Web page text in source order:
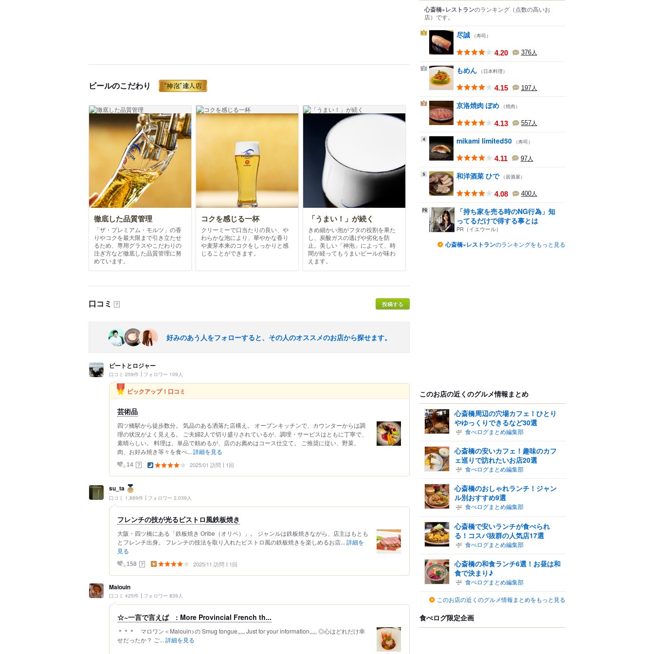
ビールのこだわり
徹底した品質管理
「ザ・プレミアム・モルツ」の香
りやコクを最大限まで引き立たせ
るため、専用グラスやこだわりの
注ぎ方など徹底した品質管理に努
めています。
コクを感じる一杯
クリーミーで口当たりの良い、や
わらかな泡により、華やかな香り
や麦芽本来のコクをしっかりと感
じることができます。
「うまい！」が続く
きめ細かい泡がフタの役割を果た
し、炭酸ガスの逃げや劣化を防
止。美しい「神泡」によって、時
間が経ってもうまいビールが味わ
えます。
口コミ ？ 投稿する
好みのあう人をフォローすると、その人のオススメのお店から探せます。
ピートとロジャー
口コミ 259件 フォロワー 109人
ピックアップ！口コミ
芸術品
四ツ橋駅から徒歩数分。 気品のある洒落た店構え。 オープンキッチンで、カウンターからは調
理の状況がよく見える。 ご夫婦2人で切り盛りされているが、調理・サービスはともに丁寧で、
素晴らしい。 料理は、単品で頼めるが、店のお薦めはコース仕立て。 ご推奨に従い、野菜、
肉、お好み焼き等々を食べ... 詳細を見る
14 ？ 2025/01 訪問 1回
su_ta
口コミ 1,889件 フォロワー 2,039人
フレンチの技が光るビストロ風鉄板焼き
大阪・四ツ橋にある「鉄板焼き Oribe（オリベ）」。 ジャンルは鉄板焼きながら、店主はもとも
とフレンチ出身。 フレンチの技法を取り入れたビストロ風の鉄板焼きを楽しめるお店... 詳細を
見る
158 ？ 2025/11 訪問 1回
Malouin
口コミ 425件 フォロワー 839人
☆~一言で言えば : More Provincial French th...
＊＊＊ マロワン＜Malouin>の Smug tongue,,,,, Just for your information,,,,, ◎心はどれだけ幸
せだったか？ ご... 詳細を見る
心斎橋×レストランのランキング （点数の高いお
店） です。
1 尽誠 （寿司）
4.20 376人
2 もめん （日本料理）
4.15 197人
3 京洛焼肉 ぽめ （焼肉）
4.13 557人
4 mikami limited50 （寿司）
4.11 97人
5 和洋酒菜 ひで （居酒屋）
4.08 400人
「持ち家を売る時のNG行為」知
ってるだけで得する事とは
PR（イエウール）
心斎橋×レストランのランキングをもっと見る
このお店の近くのグルメ情報まとめ
心斎橋周辺の穴場カフェ！ひとり
やゆっくりできるなど30選
食べログまとめ編集部
心斎橋の安いカフェ！趣味のカフ
ェ巡りで訪れたいお店20選
食べログまとめ編集部
心斎橋のおしゃれランチ！ジャン
ル別おすすめ9選
食べログまとめ編集部
心斎橋で安いランチが食べられ
る！コスパ抜群の人気店17選
食べログまとめ編集部
心斎橋の和食ランチ6選！お昼は和
食で決まり♪
食べログまとめ編集部
このお店の近くのグルメ情報まとめをもっと見る
食べログ限定企画